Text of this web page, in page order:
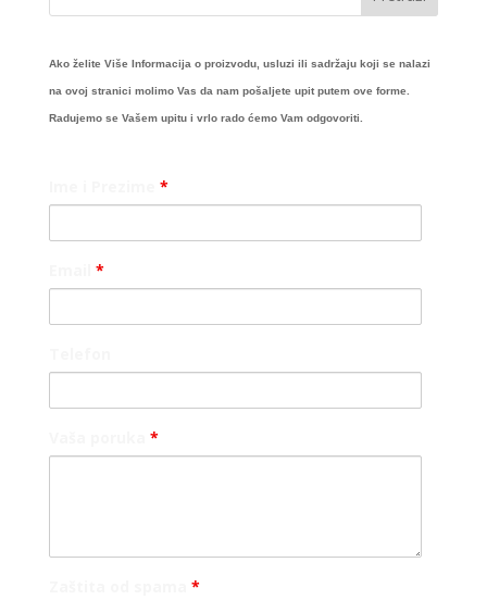
Ako želite Više Informacija o proizvodu, usluzi ili sadržaju koji se nalazi
na ovoj stranici molimo Vas da nam pošaljete upit putem ove forme.
Radujemo se Vašem upitu i vrlo rado ćemo Vam odgovoriti.
*
*
*
*